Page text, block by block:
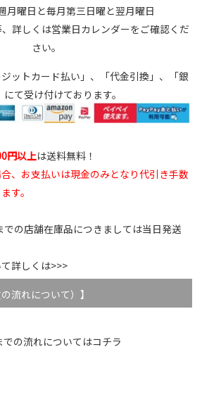
月曜日と毎月第三日曜と翌月曜日
詳しくは営業日カレンダーをご確認くだ
さい。
ットカード払い」、「代金引換」、「銀
て受け付けております。
円以上は送料無料！
、お支払いは現金のみとなり代引き手数
す。
の店舗在庫品につきましては当日発送
詳しくは>>>
流れについて）】
の流れについてはコチラ